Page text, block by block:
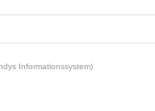
Informationssystem)